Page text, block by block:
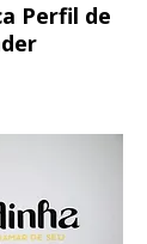
Perfil de